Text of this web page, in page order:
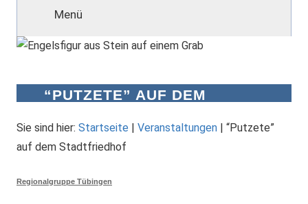
Menü
“PUTZETE” AUF DEM
Sie sind hier: Startseite | Veranstaltungen | “Putzete”
auf dem Stadtfriedhof
Regionalgruppe Tübingen